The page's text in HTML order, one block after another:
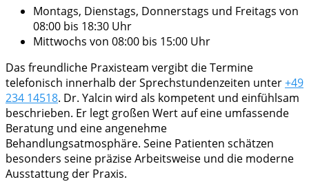
Montags, Dienstags, Donnerstags und Freitags von
08:00 bis 18:30 Uhr
Mittwochs von 08:00 bis 15:00 Uhr
Das freundliche Praxisteam vergibt die Termine
telefonisch innerhalb der Sprechstundenzeiten unter+49
234 14518. Dr. Yalcin wird als kompetent und einfühlsam
beschrieben. Er legt großen Wert auf eine umfassende
Beratung und eine angenehme
Behandlungsatmosphäre. Seine Patienten schätzen
besonders seine präzise Arbeitsweise und die moderne
Ausstattung der Praxis.